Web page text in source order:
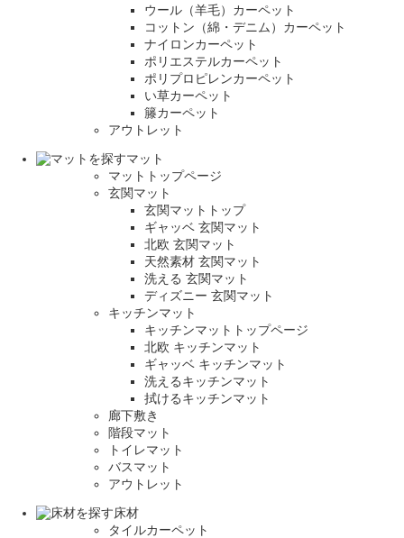
ウール（羊毛）カーペット
コットン（綿・デニム）カーペット
ナイロンカーペット
ポリエステルカーペット
ポリプロピレンカーペット
い草カーペット
籐カーペット
アウトレット
マット
マットトップページ
玄関マット
玄関マットトップ
ギャッベ 玄関マット
北欧 玄関マット
天然素材 玄関マット
洗える 玄関マット
ディズニー 玄関マット
キッチンマット
キッチンマットトップページ
北欧 キッチンマット
ギャッベ キッチンマット
洗えるキッチンマット
拭けるキッチンマット
廊下敷き
階段マット
トイレマット
バスマット
アウトレット
床材
タイルカーペット